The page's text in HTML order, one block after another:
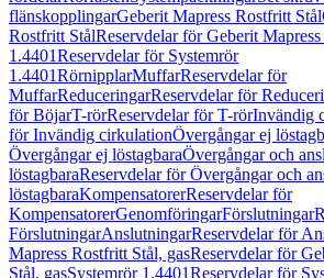
flänskopplingarGeberit Mapress Rostfritt Stål
Rostfritt StålReservdelar för Geberit
1.4401Reservdelar för Systemrör
1.4401RörnipplarMuffarReservdelar för
MuffarReduceringarReservdelar för
för BöjarT-rörReservdelar för T-rörInvändig
för Invändig cirkulationÖvergångar ej
Övergångar ej löstagbaraÖvergångar och
löstagbaraReservdelar för Övergångar och
löstagbaraKompensatorerReservdelar för
KompensatorerGenomföringarFörslutningar
FörslutningarAnslutningarReservdelar för
Mapress Rostfritt Stål, gasReservdelar för
Stål, gasSystemrör 1.4401Reservdelar för